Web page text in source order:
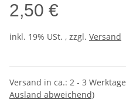
2,50 €
inkl. 19% USt. , zzgl. Versand
Versand in ca.: 2 - 3 Werktage
Ausland abweichend)